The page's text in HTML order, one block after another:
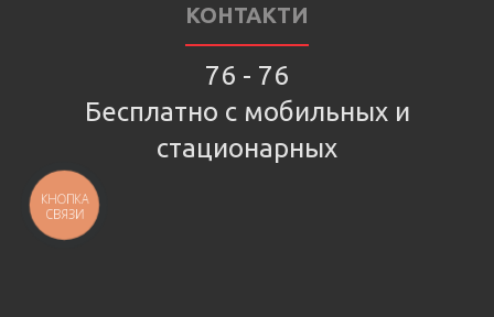
КОНТАКТИ
76 - 76
Бесплатно с мобильных и
стационарных
КНОПКА
СВЯЗИ